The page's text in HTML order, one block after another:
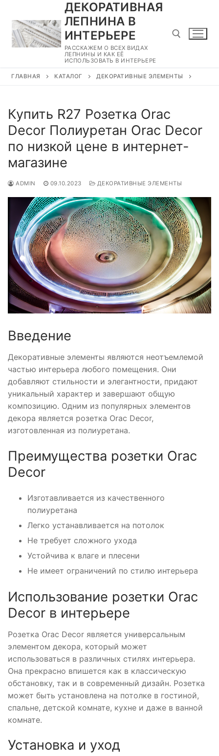
содержимому
ДЕКОРАТИВНАЯ
ЛЕПНИНА В
ИНТЕРЬЕРЕ
РАССКАЖЕМ О ВСЕХ ВИДАХ
ЛЕПНИНЫ И КАК ЕЁ
ИСПОЛЬЗОВАТЬ В ИНТЕРЬЕРЕ
Найти:
ГЛАВНАЯ КАТАЛОГ ДЕКОРАТИВНЫЕ ЭЛЕМЕНТЫ
Купить R27 Розетка Orac
Decor Полиуретан Orac Decor
по низкой цене в интернет-
магазине
ADMIN 09.10.2023 ДЕКОРАТИВНЫЕ ЭЛЕМЕНТЫ
Введение
Декоративные элементы являются неотъемлемой
частью интерьера любого помещения. Они
добавляют стильности и элегантности, придают
уникальный характер и завершают общую
композицию. Одним из популярных элементов
декора является розетка Orac Decor,
изготовленная из полиуретана.
Преимущества розетки Orac
Decor
Изготавливается из качественного
полиуретана
Легко устанавливается на потолок
Не требует сложного ухода
Устойчива к влаге и плесени
Не имеет ограничений по стилю интерьера
Использование розетки Orac
Decor в интерьере
Розетка Orac Decor является универсальным
элементом декора, который может
использоваться в различных стилях интерьера.
Она прекрасно впишется как в классическую
обстановку, так и в современный дизайн. Розетка
может быть установлена на потолке в гостиной,
спальне, детской комнате, кухне и даже в ванной
комнате.
Установка и уход